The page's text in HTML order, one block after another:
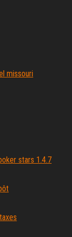
missouri
stars 1.4.7